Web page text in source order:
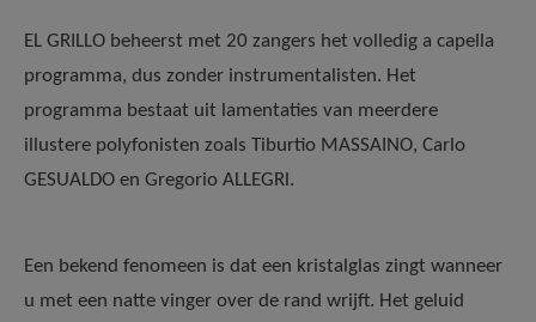
EL GRILLO beheerst met 20 zangers het volledig a capella
programma, dus zonder instrumentalisten. Het
programma bestaat uit lamentaties van meerdere
illustere polyfonisten zoals Tiburtio MASSAINO, Carlo
GESUALDO en Gregorio ALLEGRl.
Een bekend fenomeen is dat een kristalglas zingt wanneer
u met een natte vinger over de rand wrijft. Het geluid